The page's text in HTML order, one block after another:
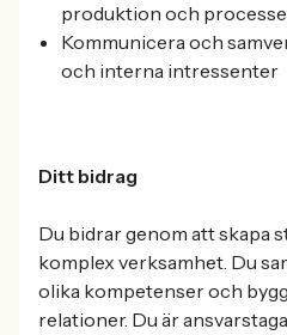
produktion och
Kommunicera och
och interna intressenter
Ditt bidrag
Du bidrar genom att skapa
komplex verksamhet. Du
olika kompetenser och
relationer. Du är